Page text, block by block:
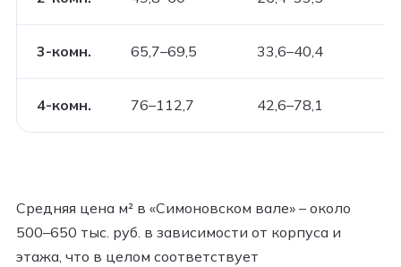
3-комн. 65,7–69,5 33,6–40,4
4-комн. 76–112,7 42,6–78,1
Средняя цена м² в «Симоновском вале» – около
500–650 тыс. руб. в зависимости от корпуса и
этажа, что в целом соответствует